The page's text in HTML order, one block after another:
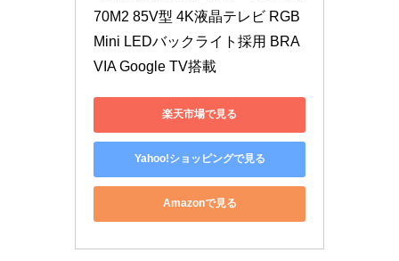
70M2 85V型 4K液晶テレビ RGB
Mini LEDバックライト採用 BRA
VIA Google TV搭載
楽天市場で見る
Yahoo!ショッピングで見る
Amazonで見る